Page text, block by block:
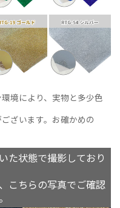
境により、実物と多少色
ざいます。お確かめの
た状態で撮影しており
こちらの写真でご確認